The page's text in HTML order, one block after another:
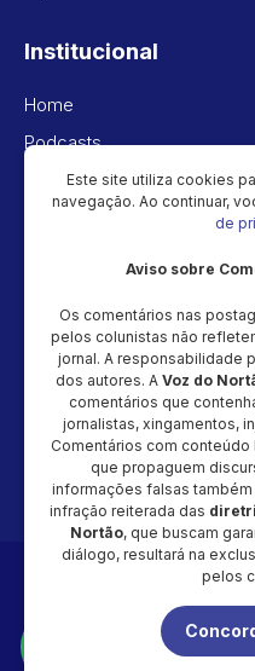
Institucional
Home
Podcasts
Vídeos
Política de privacidade
Newsletter
Cadastre seu e-mail e
Copyright © 2026 - Magic
É proibida a reprodução total
em qualquer meio
Este site utiliza cookies
navegação. Ao continuar,
de
Aviso sobre
Os comentários nas
pelos colunistas não
jornal. A responsabilidade
dos autores. A Voz do
comentários que
jornalistas, xingamentos,
Comentários com
que propaguem
informações falsas
infração reiterada das
Nortão, que buscam
diálogo, resultará na
pelos